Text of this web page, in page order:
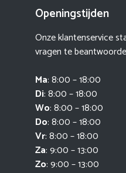
Openingstijden
Onze klantenservice
vragen te
Ma: 8:00 – 18:00
Di: 8:00 – 18:00
Wo: 8:00 – 18:00
Do: 8:00 – 18:00
Vr: 8:00 – 18:00
Za: 9:00 – 13:00
Zo: 9:00 – 13:00